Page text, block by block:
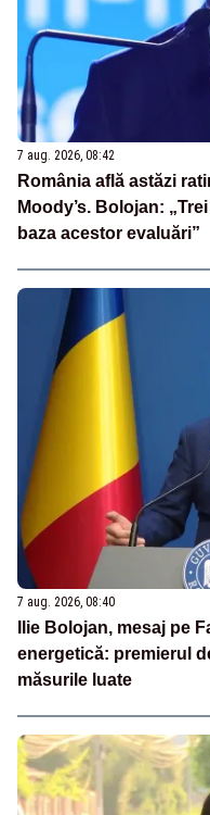
7 aug. 2026, 08:42
România află astăzi
Moody’s. Bolojan:
baza acestor evaluări”
7 aug. 2026, 08:40
Ilie Bolojan, mesaj pe
energetică: premierul
măsurile luate